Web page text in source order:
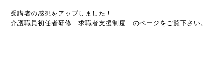
受講者の感想をアップしました！
介護職員初任者研修 求職者支援制度 のページをご覧下さい。